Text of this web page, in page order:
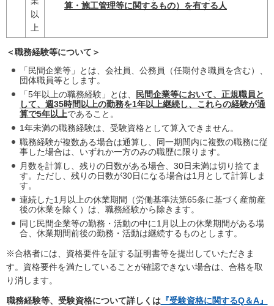
以
上
算・施工管理等に関するもの）を有する人
＜職務経験等について＞
「民間企業等」とは、会社員、公務員（任期付き職員を含む）、
団体職員等とします。
「5年以上の職務経験」とは、
民間企業等において、正規職員と
して、週35時間以上の勤務を1年以上継続し、これらの経験が通
算で5年以上であること。
1年未満の職務経験は、受験資格として算入できません。
職務経験が複数ある場合は通算し、同一期間内に複数の職務に従
事した場合は、いずれか一方のみの職歴に限ります。
月数を計算し、残りの日数がある場合、30日未満は切り捨てま
す。ただし、残りの日数が30日になる場合は1月として計算しま
す。
連続した1月以上の休業期間（労働基準法第65条に基づく産前産
後の休業を除く）は、職務経験から除きます。
同じ民間企業等の勤務・活動の中に1月以上の休業期間がある場
合、休業期間前後の勤務・活動は継続するものとします。
※合格者には、資格要件を証する証明書等を提出していただきま
す。資格要件を満たしていることが確認できない場合は、合格を取
り消します。
職務経験等、受験資格について詳しくは『受験資格に関するQ＆A』